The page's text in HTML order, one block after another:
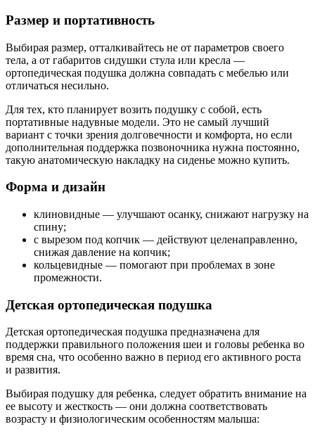
Размер и портативность
Выбирая размер, отталкивайтесь не от параметров своего
тела, а от габаритов сидушки стула или кресла —
ортопедическая подушка должна совпадать с мебелью или
отличаться несильно.
Для тех, кто планирует возить подушку с собой, есть
портативные надувные модели. Это не самый лучший
вариант с точки зрения долговечности и комфорта, но если
дополнительная поддержка позвоночника нужна постоянно,
такую анатомическую накладку на сиденье можно купить.
Форма и дизайн
клиновидные — улучшают осанку, снижают нагрузку на
спину;
с вырезом под копчик — действуют целенаправленно,
снижая давление на копчик;
кольцевидные — помогают при проблемах в зоне
промежности.
Детская ортопедическая подушка
Детская ортопедическая подушка предназначена для
поддержки правильного положения шеи и головы ребенка во
время сна, что особенно важно в период его активного роста
и развития.
Выбирая подушку для ребенка, следует обратить внимание на
ее высоту и жесткость — они должна соответствовать
возрасту и физиологическим особенностям малыша: